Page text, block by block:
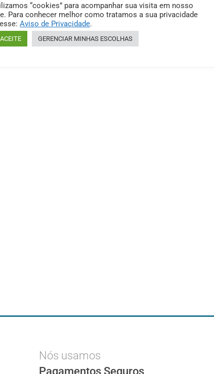
Nós usamos
Pagamentos Seguros
“cookies” para acompanhar sua visita em nosso
Para conhecer melhor como tratamos a sua privacidade
Aviso de Privacidade.
ACEITE GERENCIAR MINHAS ESCOLHAS